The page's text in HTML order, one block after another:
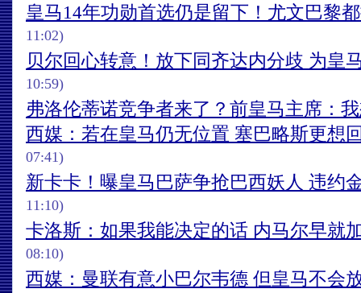
皇马14年功勋首选仍是留下！尤文巴黎
11:02)
贝尔回心转意！放下同齐达内分歧 为皇
10:59)
弗洛伦蒂诺竞争者来了？前皇马主席：
西媒：若在皇马仍无位置 塞巴略斯更想
07:41)
新卡卡！曝皇马巴萨争抢巴西妖人 违约
11:10)
卡洛斯：如果我能决定的话 内马尔早就
08:10)
西媒：曼联有意小巴尔韦德 但皇马不会